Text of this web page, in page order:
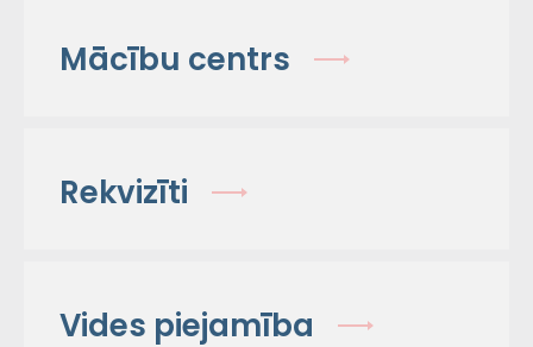
Mācību centrs
Rekvizīti
Vides piejamība